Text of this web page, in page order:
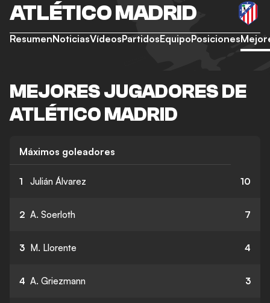
ATLÉTICO MADRID
ResumenNoticiasVídeosPartidosEquipoPosiciones
MEJORES JUGADORES DE
ATLÉTICO MADRID
Máximos goleadores
1 Julián Álvarez 10
2 A. Soerloth 7
3 M. Llorente 4
4 A. Griezmann 3